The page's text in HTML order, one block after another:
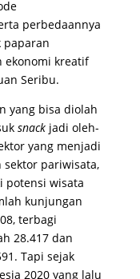
perbedaannya
paparan
ekonomi kreatif
Seribu.
yang bisa diolah
snackjadi oleh-
yang menjadi
pariwisata,
potensi wisata
kunjungan
terbagi
28.417 dan
Tapi sejak
2020 yang lalu